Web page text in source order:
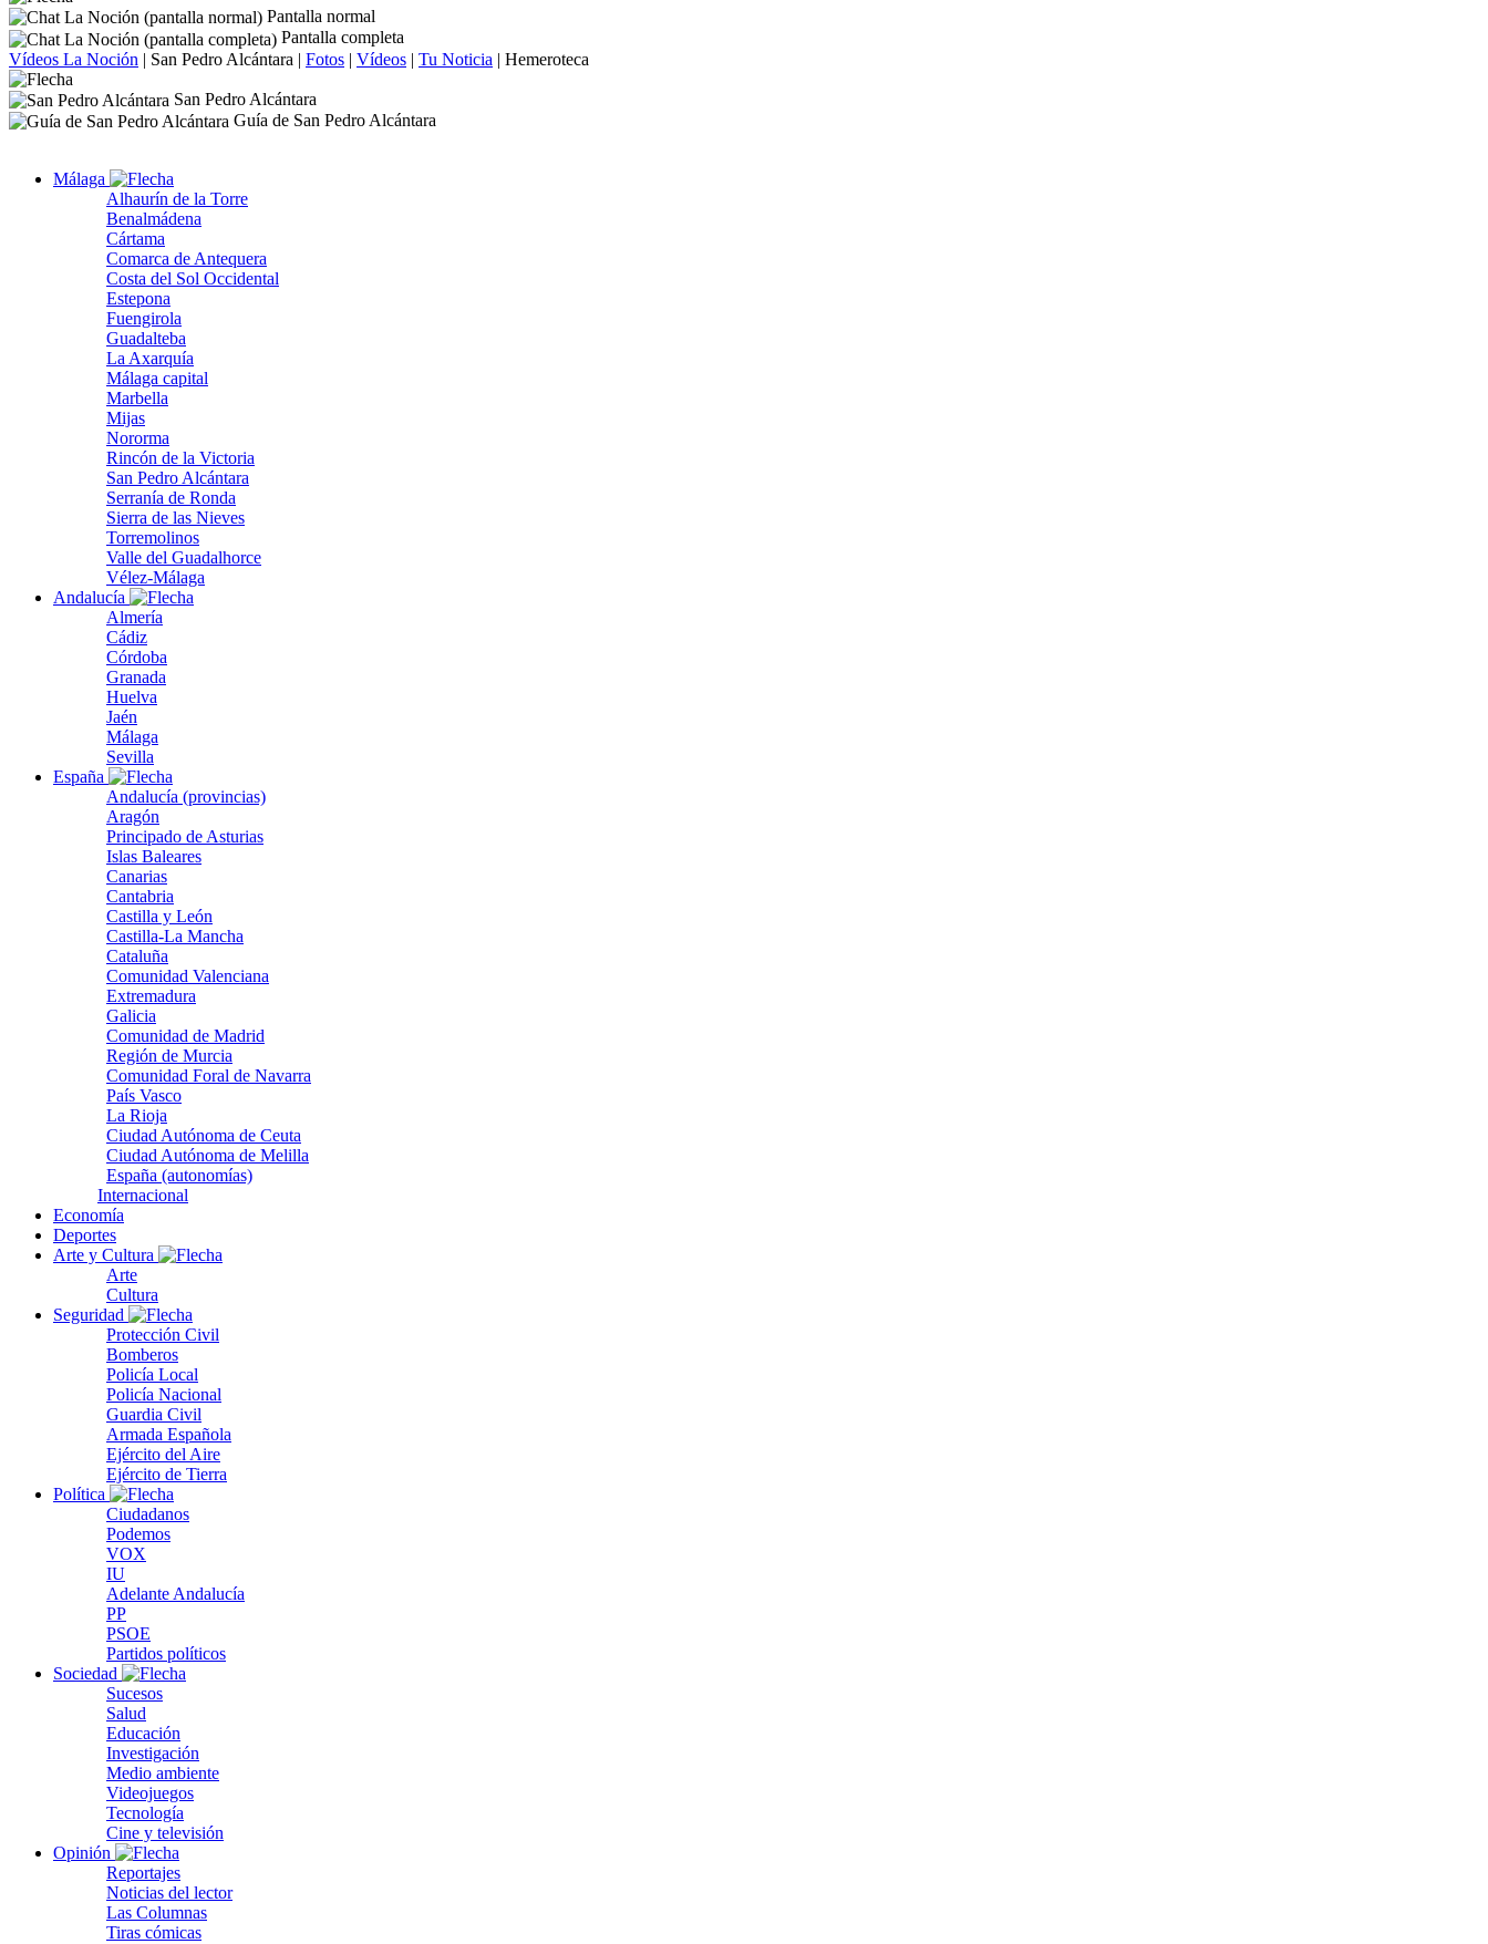
Pantalla normal
Pantalla completa
Vídeos La Noción | San Pedro Alcántara | Fotos | Vídeos | Tu Noticia | Hemeroteca
San Pedro Alcántara
Guía de San Pedro Alcántara
Málaga
Alhaurín de la Torre
Benalmádena
Cártama
Comarca de Antequera
Costa del Sol Occidental
Estepona
Fuengirola
Guadalteba
La Axarquía
Málaga capital
Marbella
Mijas
Nororma
Rincón de la Victoria
San Pedro Alcántara
Serranía de Ronda
Sierra de las Nieves
Torremolinos
Valle del Guadalhorce
Vélez-Málaga
Andalucía
Almería
Cádiz
Córdoba
Granada
Huelva
Jaén
Málaga
Sevilla
España
Andalucía (provincias)
Aragón
Principado de Asturias
Islas Baleares
Canarias
Cantabria
Castilla y León
Castilla-La Mancha
Cataluña
Comunidad Valenciana
Extremadura
Galicia
Comunidad de Madrid
Región de Murcia
Comunidad Foral de Navarra
País Vasco
La Rioja
Ciudad Autónoma de Ceuta
Ciudad Autónoma de Melilla
España (autonomías)
Internacional
Economía
Deportes
Arte y Cultura
Arte
Cultura
Seguridad
Protección Civil
Bomberos
Policía Local
Policía Nacional
Guardia Civil
Armada Española
Ejército del Aire
Ejército de Tierra
Política
Ciudadanos
Podemos
VOX
IU
Adelante Andalucía
PP
PSOE
Partidos políticos
Sociedad
Sucesos
Salud
Educación
Investigación
Medio ambiente
Videojuegos
Tecnología
Cine y televisión
Opinión
Reportajes
Noticias del lector
Las Columnas
Tiras cómicas